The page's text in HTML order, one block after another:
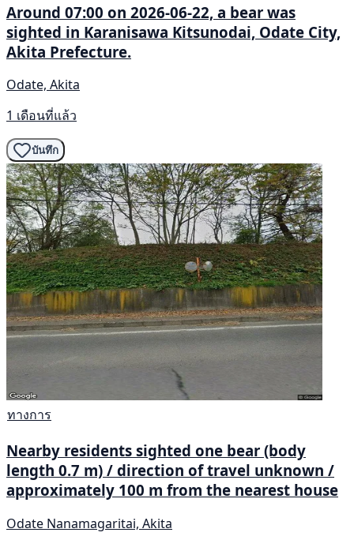
Around 07:00 on 2026-06-22, a bear was
sighted in Karanisawa Kitsunodai, Odate City,
Akita Prefecture.
Odate, Akita
1 เดือนที่แล้ว
บันทึก
ทางการ
Nearby residents sighted one bear (body
length 0.7 m) / direction of travel unknown /
approximately 100 m from the nearest house
Odate Nanamagaritai, Akita